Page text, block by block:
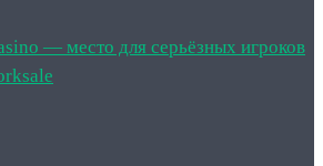
— место для серьёзных игроков